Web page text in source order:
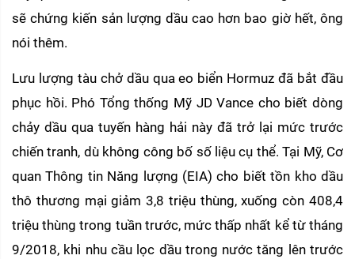
sẽ chứng kiến sản lượng dầu cao hơn bao giờ hết, ông
nói thêm.
Lưu lượng tàu chở dầu qua eo biển Hormuz đã bắt đầu
phục hồi. Phó Tổng thống Mỹ JD Vance cho biết dòng
chảy dầu qua tuyến hàng hải này đã trở lại mức trước
chiến tranh, dù không công bố số liệu cụ thể. Tại Mỹ, Cơ
quan Thông tin Năng lượng (EIA) cho biết tồn kho dầu
thô thương mại giảm 3,8 triệu thùng, xuống còn 408,4
triệu thùng trong tuần trước, mức thấp nhất kể từ tháng
9/2018, khi nhu cầu lọc dầu trong nước tăng lên trước